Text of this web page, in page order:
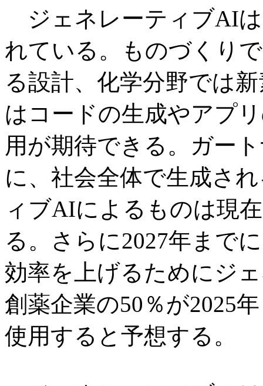
ジェネレーティブAI
れている。ものづくり
る設計、化学分野では
はコードの生成やアプ
用が期待できる。ガー
に、社会全体で生成さ
ィブAIによるものは現
る。さらに2027年まで
効率を上げるためにジ
創薬企業の50％が2025
使用すると予想する。